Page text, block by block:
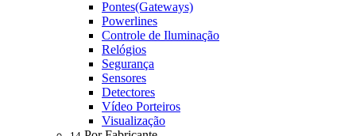
Pontes(Gateways)
Powerlines
Controle de Iluminação
Relógios
Segurança
Sensores
Detectores
Vídeo Porteiros
Visualização